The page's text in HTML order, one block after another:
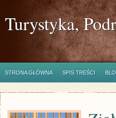
Turystyka,
STRONA GŁÓWNA SPIS TREŚCI